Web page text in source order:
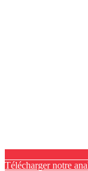
Télécharger notre